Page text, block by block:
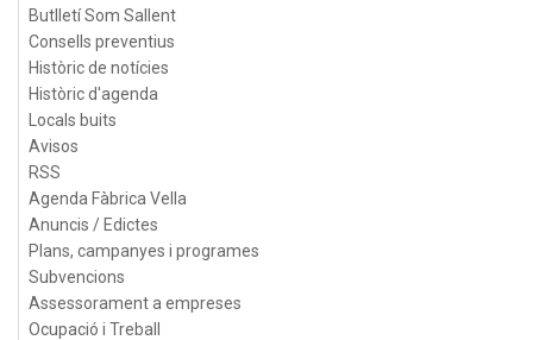
Butlletí Som Sallent
Consells preventius
Històric de notícies
Històric d'agenda
Locals buits
Avisos
RSS
Agenda Fàbrica Vella
Anuncis / Edictes
Plans, campanyes i programes
Subvencions
Assessorament a empreses
Ocupació i Treball